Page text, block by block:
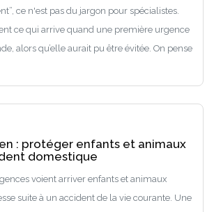
ce n'est pas du jargon pour spécialistes.
ce qui arrive quand une première urgence
alors qu’elle aurait pu être évitée. On pense
: protéger enfants et animaux
domestique
voient arriver enfants et animaux
suite à un accident de la vie courante. Une